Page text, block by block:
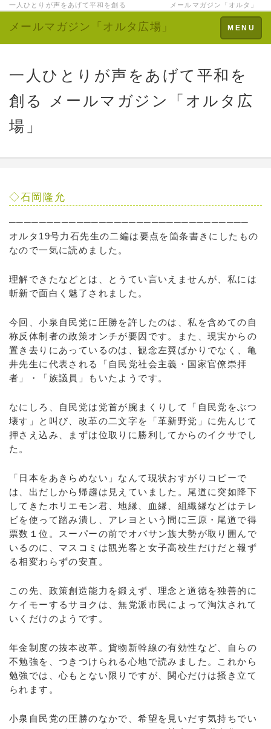
一人ひとりが声をあげて平和を創る メールマガジン「オルタ」
Toggle
navigation
MENU
メールマガジン「オルタ広場」
一人ひとりが声をあげて平和を
創る メールマガジン「オルタ広
場」
◇石岡隆允
────────────────────────────────
オルタ19号力石先生の二編は要点を箇条書きにしたもの
なので一気に読めました。
理解できたなどとは、とうてい言いえませんが、私には
斬新で面白く魅了されました。
今回、小泉自民党に圧勝を許したのは、私を含めての自
称反体制者の政策オンチが要因です。また、現実からの
置き去りにあっているのは、観念左翼ばかりでなく、亀
井先生に代表される「自民党社会主義・国家官僚崇拝
者」・「族議員」もいたようです。
なにしろ、自民党は党首が腕まくりして「自民党をぶつ
壊す」と叫び、改革の二文字を「革新野党」に先んじて
押さえ込み、まずは位取りに勝利してからのイクサでし
た。
「日本をあきらめない」なんて現状おすがりコピーで
は、出だしから帰趨は見えていました。尾道に突如降下
してきたホリエモン君、地縁、血縁、組織縁などはテレ
ビを使って踏み潰し、アレヨという間に三原・尾道で得
票数１位。スーパーの前でオバサン族大勢が取り囲んで
いるのに、マスコミは観光客と女子高校生だけだと報ず
る相変わらずの安直。
この先、政策創造能力を鍛えず、理念と道徳を独善的に
ケイモーするサヨクは、無党派市民によって淘汰されて
いくだけのようです。
年金制度の抜本改革。貨物新幹線の有効性など、自らの
不勉強を、つきつけられる心地で読みました。これから
勉強では、心もとない限りですが、関心だけは掻き立て
られます。
小泉自民党の圧勝のなかで、希望を見いだす気持ちでい